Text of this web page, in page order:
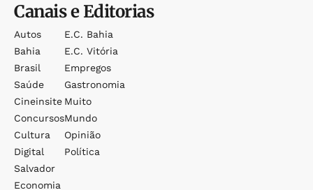
Canais e Editorias
Autos
Bahia
Brasil
Saúde
Cineinsite
Concursos
Cultura
Digital
Salvador
Economia
E.c. Bahia
E.c. Vitória
Empregos
Gastronomia
Muito
Mundo
Opinião
Política